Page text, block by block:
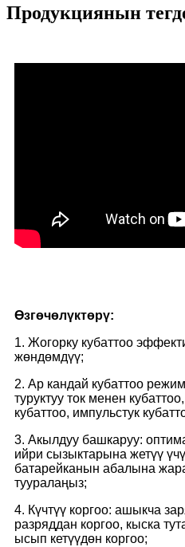
Продукциянын
Өзгөчөлүктөрү:
1. Жогорку кубаттоо
жөндөмдүү;
2. Ар кандай кубаттоо
туруктуу ток менен
кубаттоо, импульстук
3. Акылдуу башкаруу:
ийри сызыктарына жетүү
батарейканын абалына
тууралаңыз;
4. Күчтүү коргоо: ашыкча
разряддан коргоо, кыска
ысып кетүүдөн коргоо;